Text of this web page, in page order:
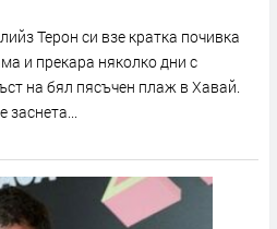
Терон си взе кратка почивка
и прекара няколко дни с
на бял пясъчен плаж в Хавай.
заснета...